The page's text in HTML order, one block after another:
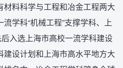
材料科学与工程和冶金工程两大
学科“机械工程”支撑学科、上
入选上海市高校一流学科建设
设计划和上海市高水平地方大